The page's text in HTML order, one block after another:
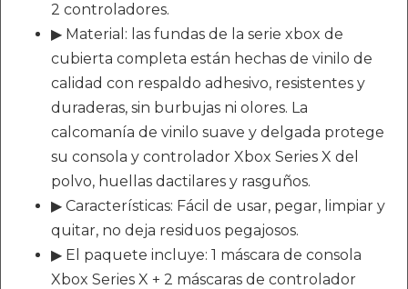
2 controladores.
▶ Material: las fundas de la serie xbox de
cubierta completa están hechas de vinilo de
calidad con respaldo adhesivo, resistentes y
duraderas, sin burbujas ni olores. La
calcomanía de vinilo suave y delgada protege
su consola y controlador Xbox Series X del
polvo, huellas dactilares y rasguños.
▶ Características: Fácil de usar, pegar, limpiar y
quitar, no deja residuos pegajosos.
▶ El paquete incluye: 1 máscara de consola
Xbox Series X + 2 máscaras de controlador